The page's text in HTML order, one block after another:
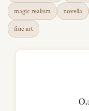
magic realism
novella
fine art